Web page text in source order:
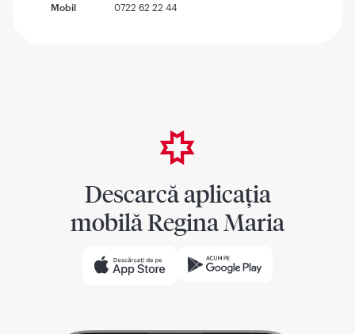
Mobil
0722 62 22 44
Descarcă aplicația
mobilă Regina Maria